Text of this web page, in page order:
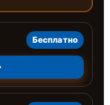
Бесплатно